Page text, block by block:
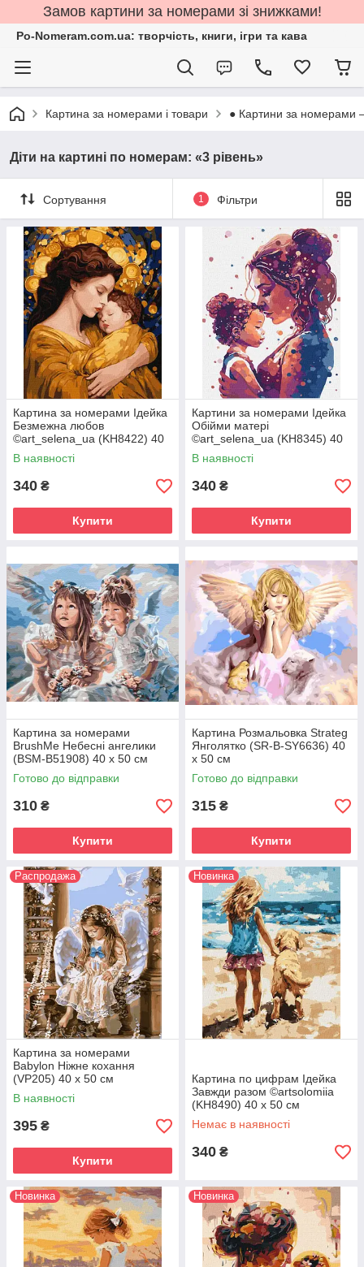
Замов картини за номерами зі знижками!
Po-Nomeram.com.ua: творчість, книги, ігри та кава
Картина за номерами і товари ● Картини за номерами
Діти на картині по номерам: «3 рівень»
Сортування 1 Фільтри
Картина за номерами Ідейка
Безмежна любов
©art_selena_ua (KH8422) 40
х 50 см
В наявності
340 ₴
Купити
Картини за номерами Ідейка
Обійми матері
©art_selena_ua (KH8345) 40
х 50 см
В наявності
340 ₴
Купити
Картина за номерами
BrushMe Небесні ангелики
(BSM-B51908) 40 х 50 см
Готово до відправки
310 ₴
Купити
Картина Розмальовка Strateg
Янголятко (SR-B-SY6636) 40
х 50 см
Готово до відправки
315 ₴
Купити
Распродажа
Картина за номерами
Babylon Ніжне кохання
(VP205) 40 х 50 см
В наявності
395 ₴
Купити
Новинка
Картина по цифрам Ідейка
Завжди разом ©artsolomiia
(KH8490) 40 х 50 см
Немає в наявності
340 ₴
Новинка Новинка